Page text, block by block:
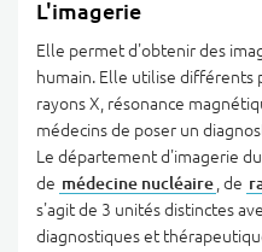
L'imagerie
Elle permet d'obtenir des
humain. Elle utilise différents
rayons X, résonance
médecins de poser un
Le département d'imagerie
de médecine nucléaire , de
s'agit de 3 unités distinctes
diagnostiques et